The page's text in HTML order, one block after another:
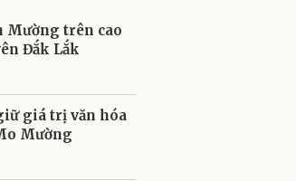
Mường trên cao
Đắk Lắk
giá trị văn hóa
Mường